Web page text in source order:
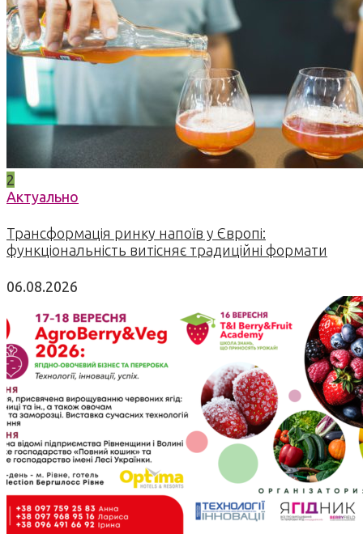
2
Актуально
Трансформація ринку напоїв у Європі:
функціональність витісняє традиційні формати
06.08.2026